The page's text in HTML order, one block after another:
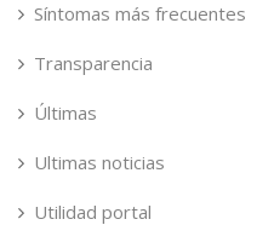
Síntomas más frecuentes
Transparencia
Últimas
Ultimas noticias
Utilidad portal